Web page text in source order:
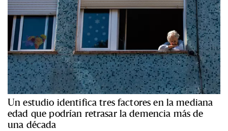
Un estudio identifica tres factores en la mediana
edad que podrían retrasar la demencia más de
una década